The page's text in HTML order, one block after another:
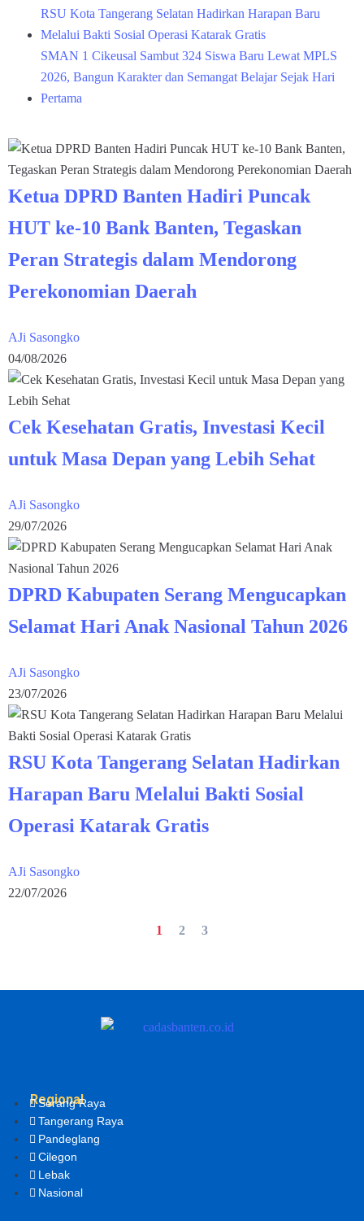
RSU Kota Tangerang Selatan Hadirkan Harapan Baru
Melalui Bakti Sosial Operasi Katarak Gratis
SMAN 1 Cikeusal Sambut 324 Siswa Baru Lewat MPLS
2026, Bangun Karakter dan Semangat Belajar Sejak Hari
Pertama
Ketua DPRD Banten Hadiri Puncak
HUT ke-10 Bank Banten, Tegaskan
Peran Strategis dalam Mendorong
Perekonomian Daerah
AJi Sasongko
04/08/2026
Cek Kesehatan Gratis, Investasi Kecil
untuk Masa Depan yang Lebih Sehat
AJi Sasongko
29/07/2026
DPRD Kabupaten Serang Mengucapkan
Selamat Hari Anak Nasional Tahun 2026
AJi Sasongko
23/07/2026
RSU Kota Tangerang Selatan Hadirkan
Harapan Baru Melalui Bakti Sosial
Operasi Katarak Gratis
AJi Sasongko
22/07/2026
1 2 3
Regional
Serang Raya
Tangerang Raya
Pandeglang
Cilegon
Lebak
Nasional